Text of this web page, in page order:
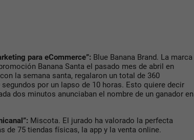
para eCommerce”: Blue Banana Brand. La marca
Banana Santa el pasado mes de abril en
la semana santa, regalaron un total de 360
segundos por un lapso de 10 horas. Esto quiere decir
dos minutos anunciaban el nombre de un ganador en
Miscota. El jurado ha valorado la perfecta
de 75 tiendas físicas, la app y la venta online.